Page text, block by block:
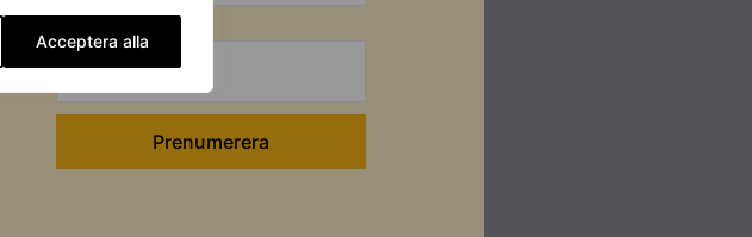
Acceptera alla
Efternamn